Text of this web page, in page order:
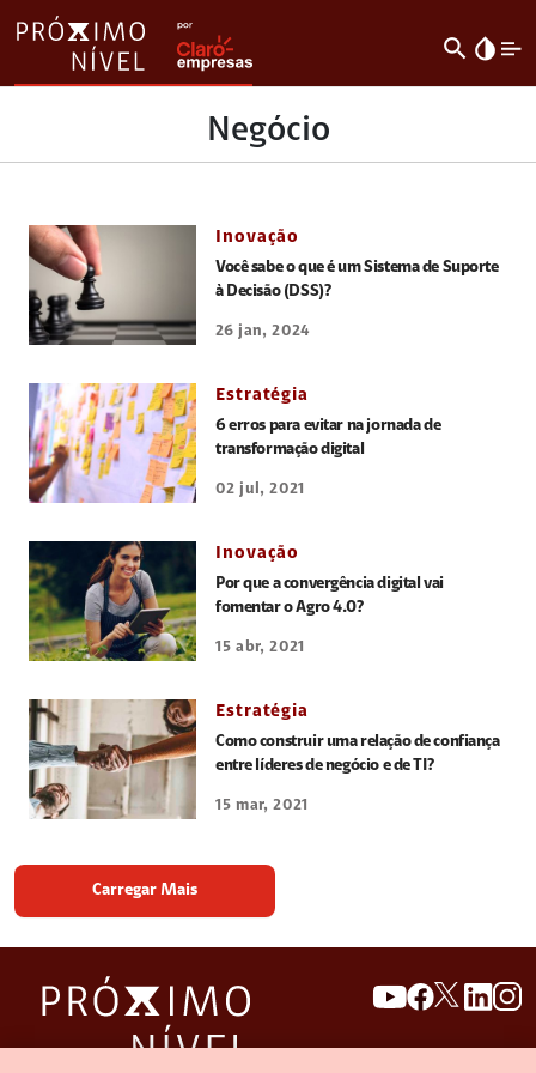
search invert_colors
Negócio
Inovação
Você sabe o que é um Sistema de Suporte
à Decisão (DSS)?
26 jan, 2024
Estratégia
6 erros para evitar na jornada de
transformação digital
02 jul, 2021
Inovação
Por que a convergência digital vai
fomentar o Agro 4.0?
15 abr, 2021
Estratégia
Como construir uma relação de confiança
entre líderes de negócio e de TI?
15 mar, 2021
Carregar Mais